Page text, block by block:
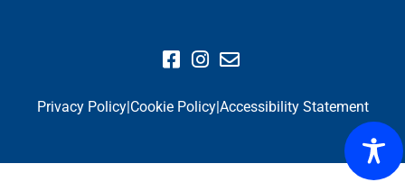
Privacy Policy| Cookie Policy| Accessibility Statement